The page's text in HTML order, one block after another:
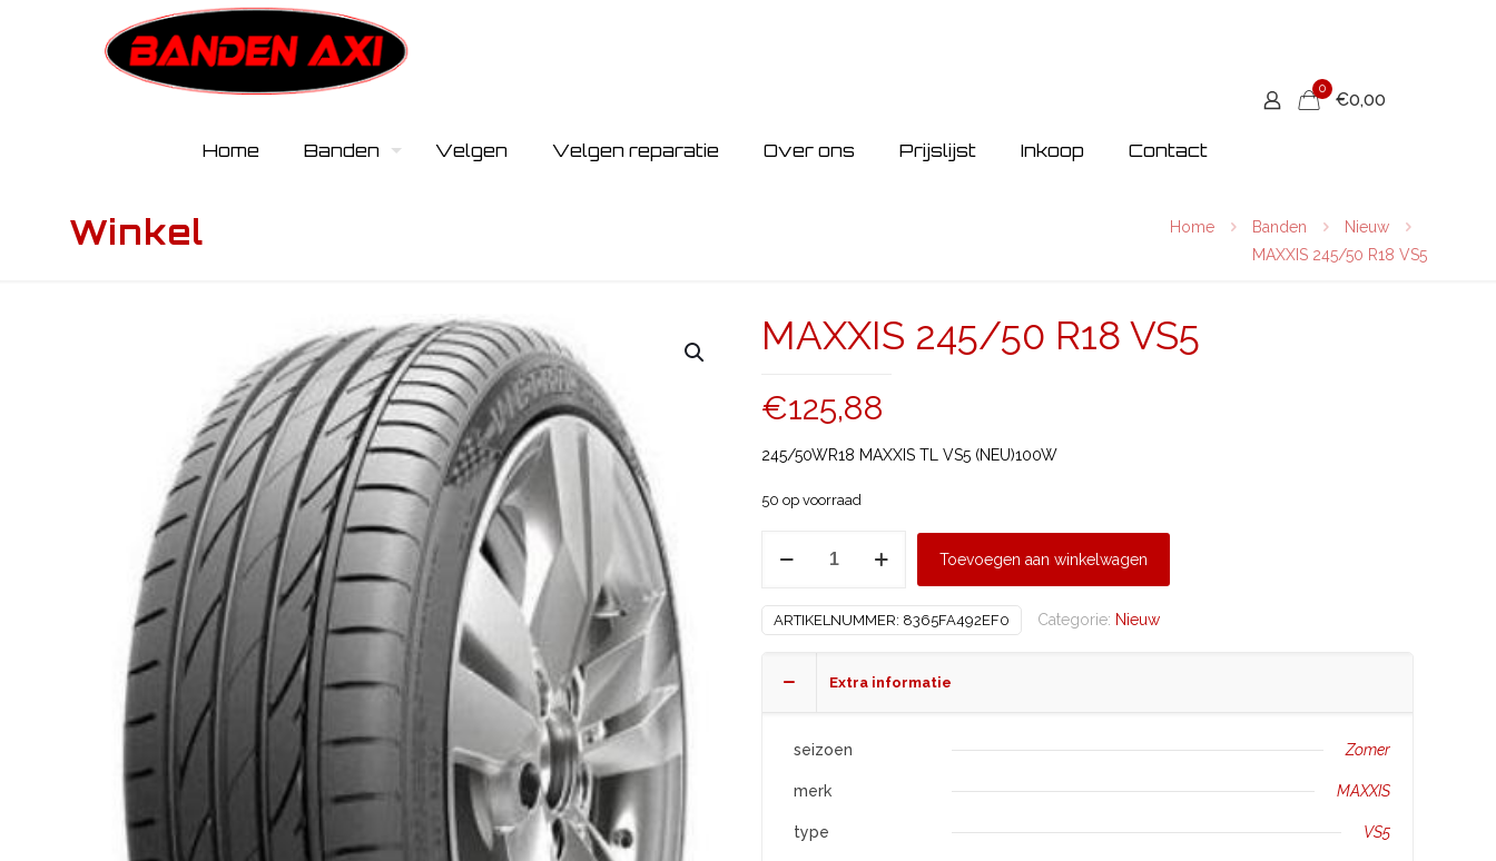
Home Banden Velgen Velgen reparatie Over ons Prijslijst Inkoop Contact
0
€0,00
Winkel Home Banden
Nieuw
MAXXIS 245/50 R18 VS5
MAXXIS 245/50 R18 VS5
€125,88
245/50WR18 MAXXIS TL VS5 (NEU)100W
50 op voorraad
VS5
Toevoegen aan winkelwagen
ARTIKELNUMMER: 8365FA492EF0 Categorie: Nieuw
Extra informatie
seizoen Zomer
merk MAXXIS
type VS5